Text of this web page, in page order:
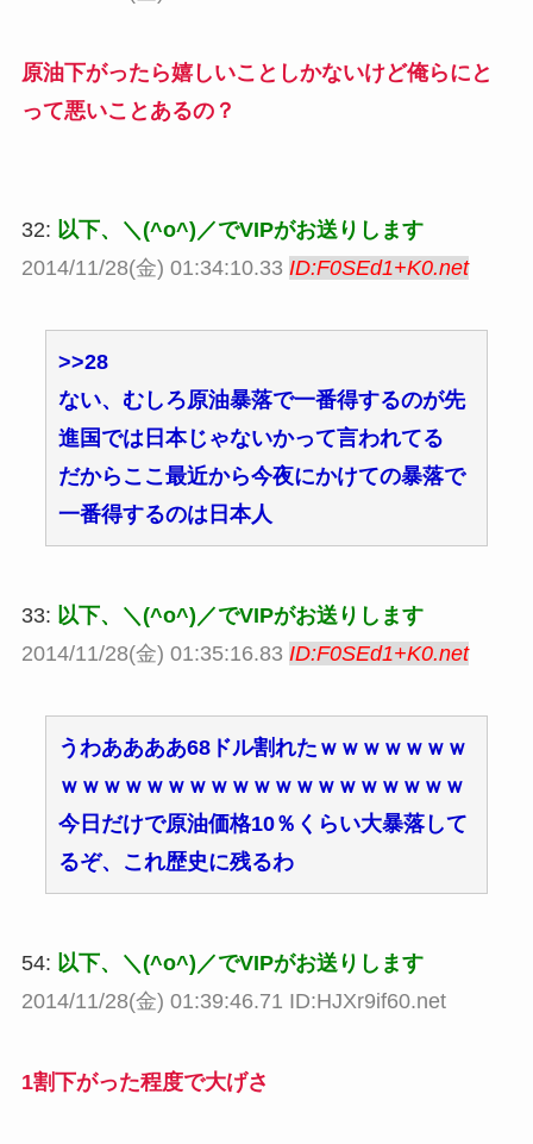
原油下がったら嬉しいことしかないけど俺らにと
って悪いことあるの？
32: 以下、＼(^o^)／でVIPがお送りします
2014/11/28(金) 01:34:10.33 ID:F0SEd1+K0.net
>>28
ない、むしろ原油暴落で一番得するのが先
進国では日本じゃないかって言われてる
だからここ最近から今夜にかけての暴落で
一番得するのは日本人
33: 以下、＼(^o^)／でVIPがお送りします
2014/11/28(金) 01:35:16.83 ID:F0SEd1+K0.net
うわああああ68ドル割れたｗｗｗｗｗｗｗ
ｗｗｗｗｗｗｗｗｗｗｗｗｗｗｗｗｗｗｗ
今日だけで原油価格10％くらい大暴落して
るぞ、これ歴史に残るわ
54: 以下、＼(^o^)／でVIPがお送りします
2014/11/28(金) 01:39:46.71 ID:HJXr9if60.net
1割下がった程度で大げさ